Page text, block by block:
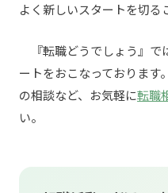
よく新しいスタートを切る
『転職どうでしょう』で
ートをおこなっております
の相談など、お気軽に転職
い。